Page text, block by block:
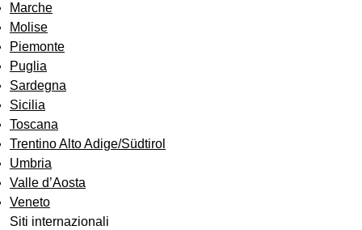
Marche
Molise
Piemonte
Puglia
Sardegna
Sicilia
Toscana
Trentino Alto Adige/Südtirol
Umbria
Valle d’Aosta
Veneto
Siti internazionali